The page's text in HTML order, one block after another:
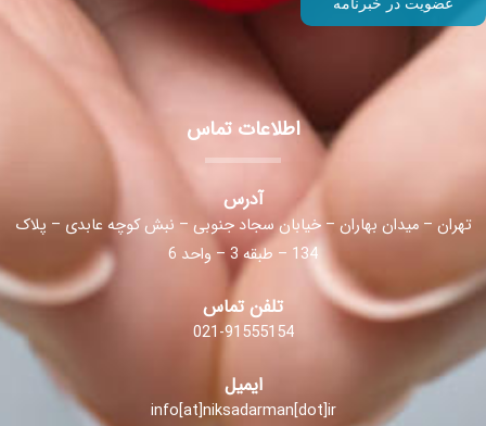
اطلاعات تماس
آدرس
تهران – میدان بهاران – خیابان سجاد جنوبی – نبش کوچه عابدی – پلاک
134 – طبقه 3 – واحد 6
تلفن تماس
021-91555154
ایمیل
info[at]niksadarman[dot]ir